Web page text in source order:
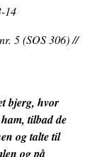
14
5 (SOS 306) //
bjerg, hvor
tilbad de
og talte til
og på